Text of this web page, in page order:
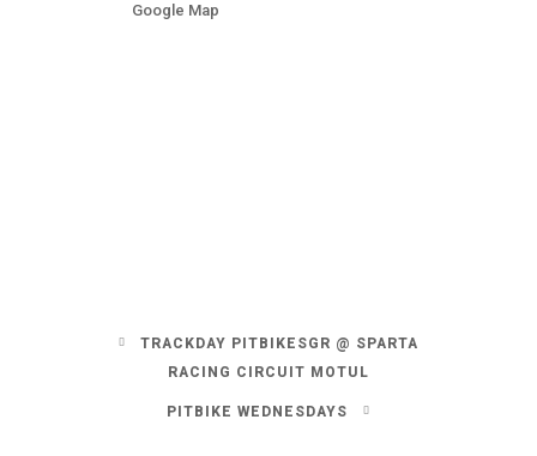
Google Map
TRACKDAY PITBIKESGR @ SPARTA
RACING CIRCUIT MOTUL
PITBIKE WEDNESDAYS